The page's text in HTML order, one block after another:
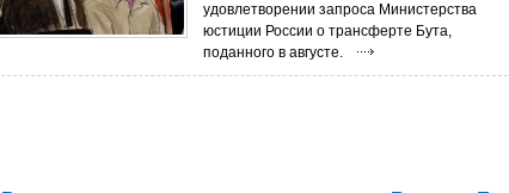
удовлетворении запроса Министерства
юстиции России о трансферте Бута,
поданного в августе.